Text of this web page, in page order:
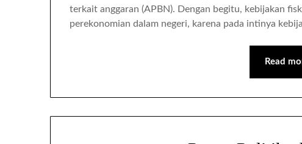
terkait anggaran (APBN). Dengan begitu, kebijakan
perekonomian dalam negeri, karena pada intinya
Read